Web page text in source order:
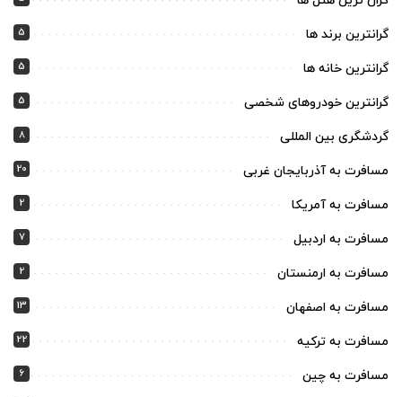
گرانترین برند ها 5
گرانترین خانه ها 5
گرانترین خودروهای شخصی 5
گردشگری بین المللی 8
مسافرت به آذربایجان غربی 20
مسافرت به آمریکا 2
مسافرت به اردبیل 7
مسافرت به ارمنستان 2
مسافرت به اصفهان 13
مسافرت به ترکیه 22
مسافرت به چین 6